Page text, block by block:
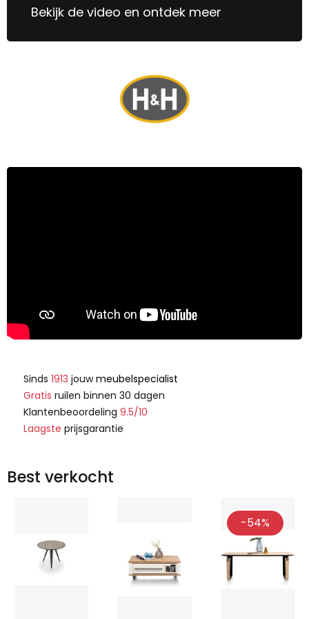
Bekijk de video en ontdek meer
Sinds 1913 jouwmeubelspecialist
Gratis ruilen binnen 30 dagen
Klantenbeoordeling 9.5/10
Laagste prijsgarantie
Best verkocht
-54%